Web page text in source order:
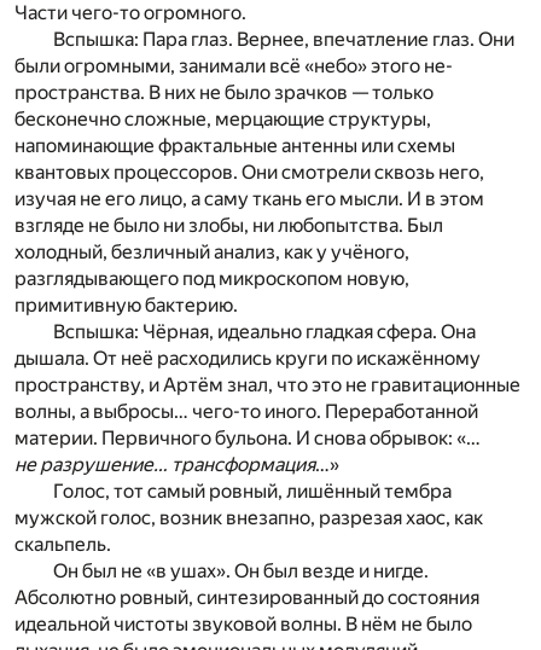
Части чего-то огромного.
Вспышка: Пара глаз. Вернее, впечатление глаз. Они
были огромными, занимали всё «небо» этого не-
пространства. В них не было зрачков — только
бесконечно сложные, мерцающие структуры,
напоминающие фрактальные антенны или схемы
квантовых процессоров. Они смотрели сквозь него,
изучая не его лицо, а саму ткань его мысли. И в этом
взгляде не было ни злобы, ни любопытства. Был
холодный, безличный анализ, как у учёного,
разглядывающего под микроскопом новую,
примитивную бактерию.
Вспышка: Чёрная, идеально гладкая сфера. Она
дышала. От неё расходились круги по искажённому
пространству, и Артём знал, что это не гравитационные
волны, а выбросы… чего-то иного. Переработанной
материи. Первичного бульона. И снова обрывок: «…
не разрушение… трансформация…»
Голос, тот самый ровный, лишённый тембра
мужской голос, возник внезапно, разрезая хаос, как
скальпель.
Он был не «в ушах». Он был везде и нигде.
Абсолютно ровный, синтезированный до состояния
идеальной чистоты звуковой волны. В нём не было